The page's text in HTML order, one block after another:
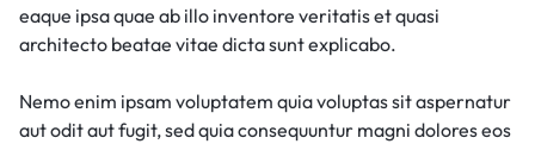
eaque ipsa quae ab illo inventore veritatis et quasi
architecto beatae vitae dicta sunt explicabo.
Nemo enim ipsam voluptatem quia voluptas sit aspernatur
aut odit aut fugit, sed quia consequuntur magni dolores eos